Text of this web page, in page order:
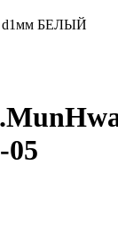
d1мм БЕЛЫЙ